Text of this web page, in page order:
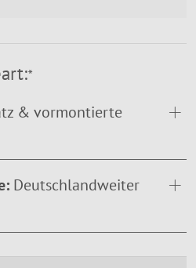
*
& vormontierte
Deutschlandweiter